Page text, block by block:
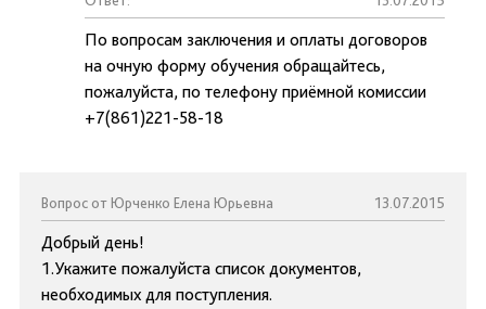
По вопросам заключения и оплаты договоров
на очную форму обучения обращайтесь,
пожалуйста, по телефону приёмной комиссии
+7(861)221-58-18
Вопрос от Юрченко Елена Юрьевна 13.07.2015
Добрый день!
1.Укажите пожалуйста список документов,
необходимых для поступления.